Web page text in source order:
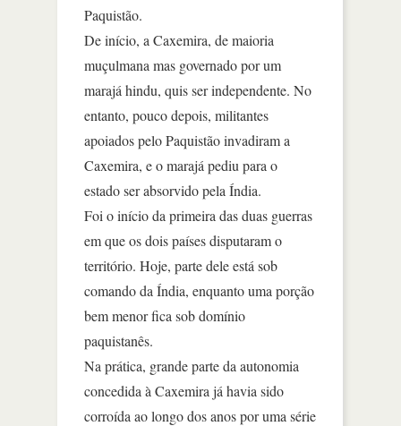
Paquistão.
De início, a Caxemira, de maioria
muçulmana mas governado por um
marajá hindu, quis ser independente. No
entanto, pouco depois, militantes
apoiados pelo Paquistão invadiram a
Caxemira, e o marajá pediu para o
estado ser absorvido pela Índia.
Foi o início da primeira das duas guerras
em que os dois países disputaram o
território. Hoje, parte dele está sob
comando da Índia, enquanto uma porção
bem menor fica sob domínio
paquistanês.
Na prática, grande parte da autonomia
concedida à Caxemira já havia sido
corroída ao longo dos anos por uma série